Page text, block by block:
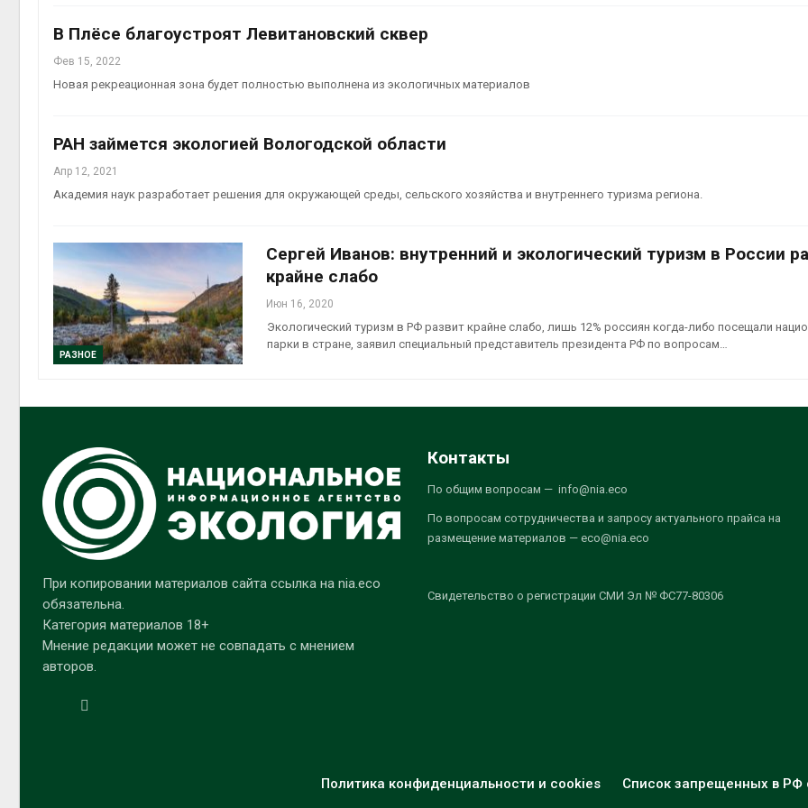
В Плёсе благоустроят Левитановский сквер
Фев 15, 2022
Новая рекреационная зона будет полностью выполнена из экологичных материалов
РАН займется экологией Вологодской области
Апр 12, 2021
Академия наук разработает решения для окружающей среды, сельского хозяйства и внутреннего туризма региона.
РАЗНОЕ
Сергей Иванов: внутренний и экологический туризм в России
крайне слабо
Июн 16, 2020
Экологический туризм в РФ развит крайне слабо, лишь 12% россиян когда-либо посещали
парки в стране, заявил специальный представитель президента РФ по вопросам…
При копировании материалов сайта ссылка на nia.eco
обязательна.
Категория материалов 18+
Мнение редакции может не совпадать с мнением
авторов.
Контакты
По общим вопросам — info@nia.eco
По вопросам сотрудничества и запросу актуального прайса на
размещение материалов — eco@nia.eco
Свидетельство о регистрации СМИ Эл № ФС77-80306
Политика конфиденциальности и cookies Список запрещенных в РФ